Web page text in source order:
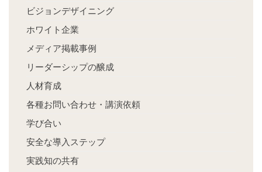
ビジョンデザイニング
ホワイト企業
メディア掲載事例
リーダーシップの醸成
人材育成
各種お問い合わせ・講演依頼
学び合い
安全な導入ステップ
実践知の共有